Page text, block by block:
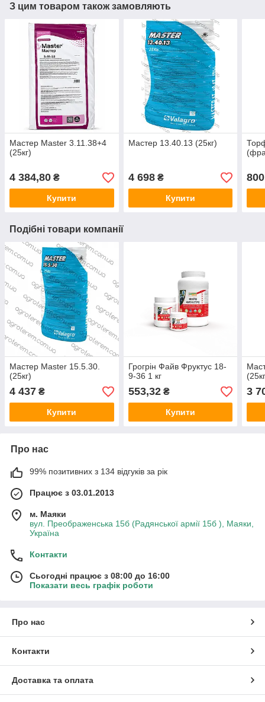
З цим товаром також замовляють
Мастер Master 3.11.38+4
(25кг)
4 384,80 ₴
Купити
Мастер 13.40.13 (25кг)
4 698₴
Купити
800
Подібні товари компанії
Мастер Master 15.5.30.
(25кг)
4 437 ₴
Купити
Грогрін Файв Фруктус 18-
9-36 1 кг
553,32₴
Купити
3
Про нас
99% позитивних з 134 відгуків за рік
Працює з 03.01.2013
м. Маяки
вул. Преображенська 15б (Радянської армії 15б ), Маяки,
Україна
Контакти
Сьогодні працює з 08:00 до 16:00
Показати весь графік роботи
Про нас
Контакти
Доставка та оплата